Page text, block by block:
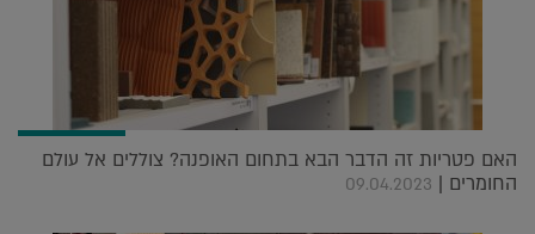
האם פטריות זה הדבר הבא בתחום האופנה? צוללים אל עולם
החומרים | 09.04.2023